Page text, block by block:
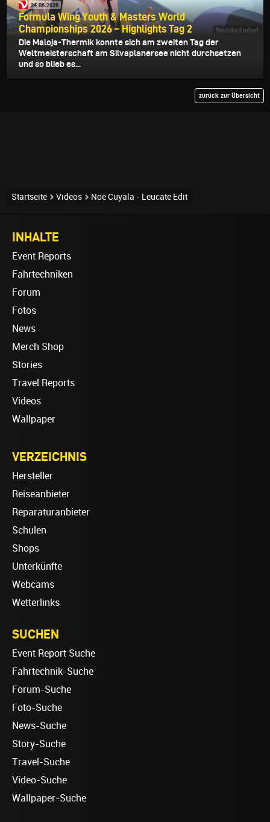
Youtube Embed
24.06.2026
Formula Wing Youth & Masters World
Championships 2026 – Highlights Tag 2
Die Maloja-Thermik konnte sich am zweiten Tag der
Weltmeisterschaft am Silvaplanersee nicht durchsetzen
und so blieb es...
zurück zur Übersicht
Startseite Videos Noe Cuyala - Leucate Edit
INHALTE
Event Reports
Fahrtechniken
Forum
Fotos
News
Merch Shop
Stories
Travel Reports
Videos
Wallpaper
VERZEICHNIS
Hersteller
Reiseanbieter
Reparaturanbieter
Schulen
Shops
Unterkünfte
Webcams
Wetterlinks
SUCHEN
Event Report Suche
Fahrtechnik-Suche
Forum-Suche
Foto-Suche
News-Suche
Story-Suche
Travel-Suche
Video-Suche
Wallpaper-Suche